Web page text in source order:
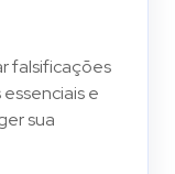
falsificações
e
sua